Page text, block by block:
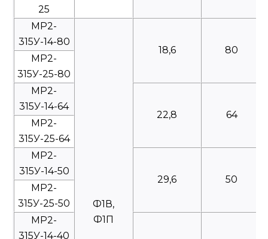
25
МР2-
315У-14-80
Ф1В,
Ф1П
18,6 80
МР2-
315У-25-80
МР2-
315У-14-64
22,8 64
МР2-
315У-25-64
МР2-
315У-14-50
29,6 50
МР2-
315У-25-50
МР2-
315У-14-40